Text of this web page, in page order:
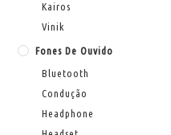
Kairos
Vinik
Fones De Ouvido
Bluetooth
Condução
Headphone